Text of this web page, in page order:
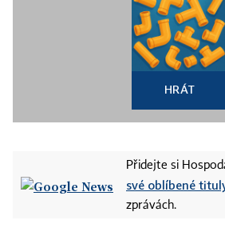
HRÁT
Přidejte si
své oblíbené
zprávách.